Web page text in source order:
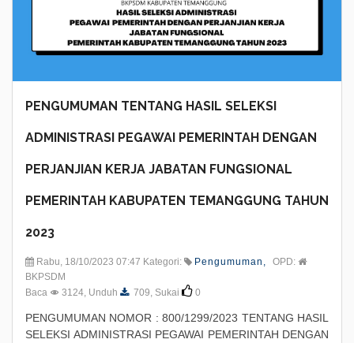
PENGUMUMAN TENTANG HASIL SELEKSI
ADMINISTRASI PEGAWAI PEMERINTAH DENGAN
PERJANJIAN KERJA JABATAN FUNGSIONAL
PEMERINTAH KABUPATEN TEMANGGUNG TAHUN
2023
Rabu, 18/10/2023 07:47 Kategori: Pengumuman,
OPD:
BKPSDM
Baca
3124, Unduh 709, Sukai 0
PENGUMUMAN NOMOR : 800/1299/2023 TENTANG HASIL
SELEKSI ADMINISTRASI PEGAWAI PEMERINTAH DENGAN